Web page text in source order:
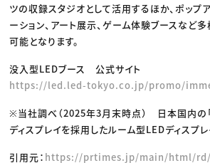
ツの収録スタジオとして活用するほか、ポップ
ーション、アート展示、ゲーム体験ブースなど
可能となります。
没入型LEDブース 公式サイト
https://led.led-tokyo.co.jp/promo/
※当社調べ（2025年3月末時点） 日本国内の
ディスプレイを採用したルーム型LEDディスプレ
引用元： https://prtimes.jp/main/html/rd/